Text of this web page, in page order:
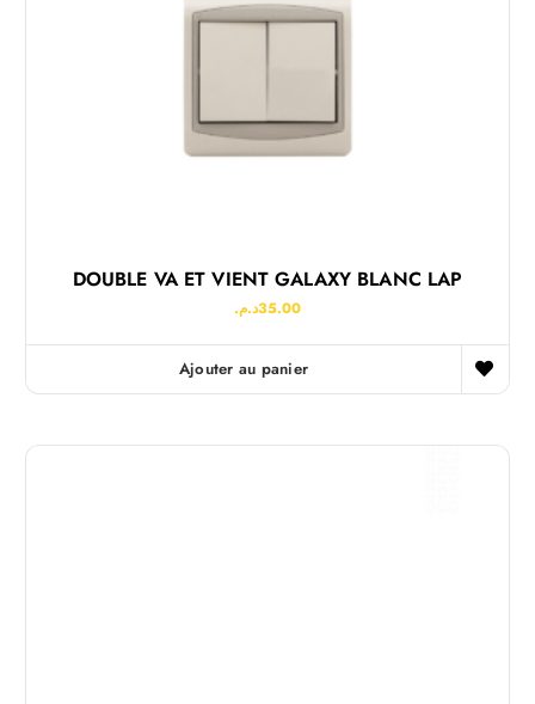
DOUBLE VA ET VIENT GALAXY BLANC LAP
35.00د.م.
Ajouter au panier